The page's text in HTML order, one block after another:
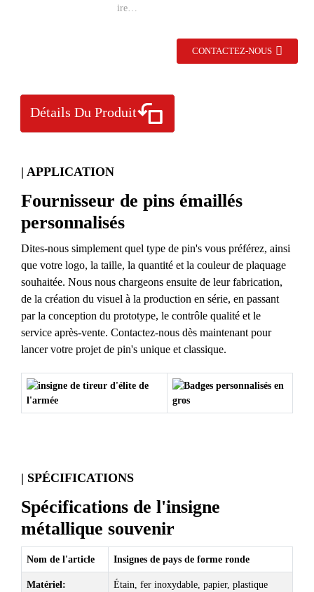
ire…
CONTACTEZ-NOUS
Détails Du Produit
| APPLICATION
Fournisseur de pins émaillés
personnalisés
Dites-nous simplement quel type de pin's vous préférez, ainsi
que votre logo, la taille, la quantité et la couleur de plaquage
souhaitée. Nous nous chargeons ensuite de leur fabrication,
de la création du visuel à la production en série, en passant
par la conception du prototype, le contrôle qualité et le
service après-vente. Contactez-nous dès maintenant pour
lancer votre projet de pin's unique et classique.
| SPÉCIFICATIONS
Spécifications de l'insigne
métallique souvenir
Nom de l'article Insignes de pays de forme ronde
Matériel: Étain, fer inoxydable, papier, plastique